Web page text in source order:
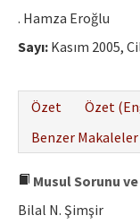
. Hamza Eroğlu
Sayı: Kasım 2005,
Özet
Özet
Benzer Makaleler
Musul Sorunu
Bilal N. Şimşir